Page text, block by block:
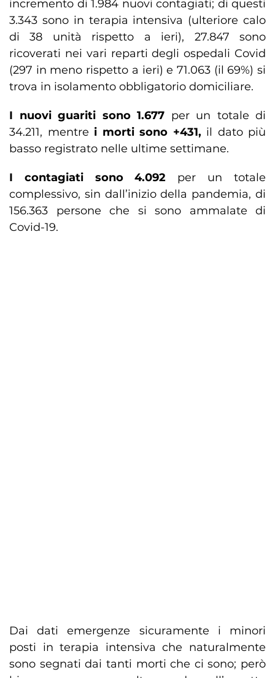
incremento di 1.984 nuovi contagiati; di questi
3.343 sono in terapia intensiva (ulteriore calo
di 38 unità rispetto a ieri), 27.847 sono
ricoverati nei vari reparti degli ospedali Covid
(297 in meno rispetto a ieri) e 71.063 (il 69%) si
trova in isolamento obbligatorio domiciliare.
I nuovi guariti sono 1.677 per un totale di
34.211, mentre i morti sono +431, il dato più
basso registrato nelle ultime settimane.
I contagiati sono 4.092 per un totale
complessivo, sin dall’inizio della pandemia, di
156.363 persone che si sono ammalate di
Covid-19.
Dai dati emergenze sicuramente i minori
posti in terapia intensiva che naturalmente
sono segnati dai tanti morti che ci sono; però